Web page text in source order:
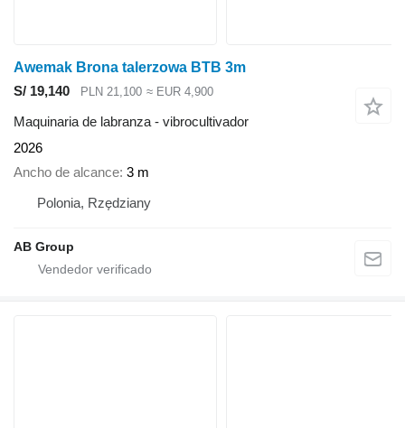
Awemak Brona talerzowa BTB 3m
S/ 19,140
PLN 21,100 ≈ EUR 4,900
Maquinaria de labranza - vibrocultivador
2026
Ancho de alcance 3 m
Polonia, Rzędziany
AB Group